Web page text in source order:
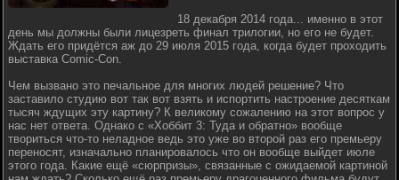
18 декабря 2014 года... именно в этот
день мы должны были лицезреть финал трилогии, но его не будет.
Ждать его придётся аж до 29 июля 2015 года, когда будет проходить
выставка Comic-Con.
Чем вызвано это печальное для многих людей решение? Что
заставило студию вот так вот взять и испортить настроение десяткам
тысяч ждущих эту картину? К великому сожалению на этот вопрос у
нас нет ответа. Однако с «Хоббит 3: Туда и обратно» вообще
твориться что-то неладное ведь это уже во второй раз его премьеру
переносят, изначально планировалось что он вообще выйдет июле
этого года. Какие ещё «сюрпризы», связанные с ожидаемой картиной